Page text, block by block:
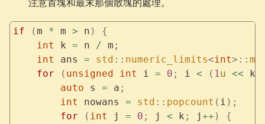
if (m * m > n )
{
    int
k = n / m ;
    int
ans = std :: numeric_limits<int>::
    for
( unsigned int i = 0 ; i < ( 1u << k
        auto
s = a ;
        int
nowans = std :: popcount ( i );
        for
( int j = 0 ; j < k ; j++ )
{